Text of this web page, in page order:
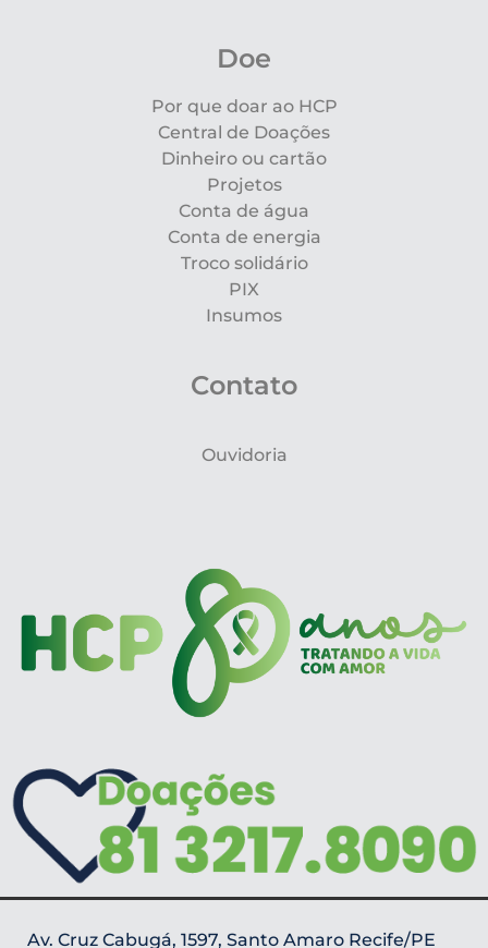
Doe
Por que doar ao HCP
Central de Doações
Dinheiro ou cartão
Projetos
Conta de água
Conta de energia
Troco solidário
PIX
Insumos
Contato
Ouvidoria
Av. Cruz Cabugá, 1597, Santo Amaro Recife/PE